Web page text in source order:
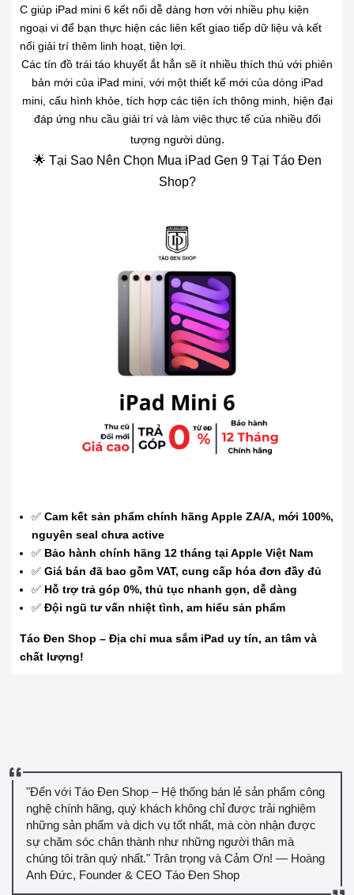
C giúp iPad mini 6 kết nối dễ dàng hơn với nhiều phụ kiện
ngoại vi để bạn thực hiện các liên kết giao tiếp dữ liệu và kết
nối giải trí thêm linh hoạt, tiện lợi.
Các tín đồ trái táo khuyết ắt hẳn sẽ ít nhiều thích thú với phiên
bản mới của iPad mini, với một thiết kế mới của dòng iPad
mini, cấu hình khỏe, tích hợp các tiện ích thông minh, hiện đại
đáp ứng nhu cầu giải trí và làm việc thực tế của nhiều đối
tượng người dùng.
🌟 Tại Sao Nên Chọn Mua iPad Gen 9 Tại Táo Đen
Shop?
✅ Cam kết sản phẩm chính hãng Apple ZA/A, mới 100%,
nguyên seal chưa active
✅ Bảo hành chính hãng 12 tháng tại Apple Việt Nam
✅ Giá bán đã bao gồm VAT, cung cấp hóa đơn đầy đủ
✅ Hỗ trợ trả góp 0%, thủ tục nhanh gọn, dễ dàng
✅ Đội ngũ tư vấn nhiệt tình, am hiểu sản phẩm
Táo Đen Shop – Địa chỉ mua sắm iPad uy tín, an tâm và
chất lượng!
"Đến với Táo Đen Shop – Hệ thống bán lẻ sản phẩm công
nghệ chính hãng, quý khách không chỉ được trải nghiệm
những sản phẩm và dịch vụ tốt nhất, mà còn nhận được
sự chăm sóc chân thành như những người thân mà
chúng tôi trân quý nhất." Trân trọng và Cảm Ơn! — Hoàng
Anh Đức, Founder & CEO Táo Đen Shop